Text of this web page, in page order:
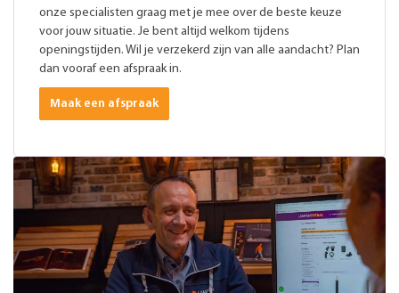
onze specialisten graag met je mee over de beste keuze
voor jouw situatie. Je bent altijd welkom tijdens
openingstijden. Wil je verzekerd zijn van alle aandacht? Plan
dan vooraf een afspraak in.
Maak een afspraak